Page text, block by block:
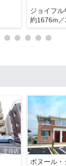
ジョイフル
約1676m